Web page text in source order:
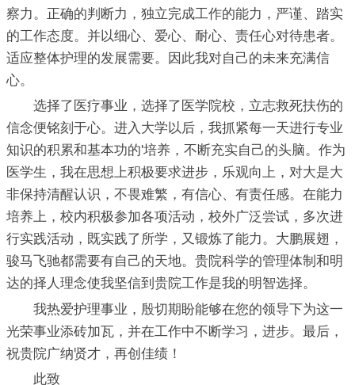
察力。正确的判断力，独立完成工作的能力，严谨、踏实
的工作态度。并以细心、爱心、耐心、责任心对待患者。
适应整体护理的发展需要。因此我对自己的未来充满信
心。
选择了医疗事业，选择了医学院校，立志救死扶伤的
信念便铭刻于心。进入大学以后，我抓紧每一天进行专业
知识的积累和基本功的'培养，不断充实自己的头脑。作为
医学生，我在思想上积极要求进步，乐观向上，对大是大
非保持清醒认识，不畏难繁，有信心、有责任感。在能力
培养上，校内积极参加各项活动，校外广泛尝试，多次进
行实践活动，既实践了所学，又锻炼了能力。大鹏展翅，
骏马飞驰都需要有自己的天地。贵院科学的管理体制和明
达的择人理念使我坚信到贵院工作是我的明智选择。
我热爱护理事业，殷切期盼能够在您的领导下为这一
光荣事业添砖加瓦，并在工作中不断学习，进步。最后，
祝贵院广纳贤才，再创佳绩！
此致